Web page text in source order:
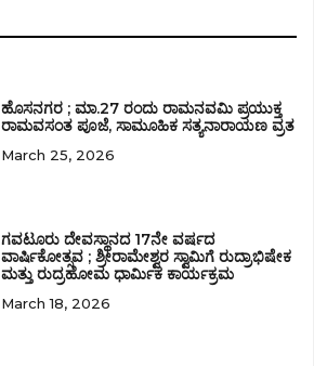
ಹೊಸನಗರ ; ಮಾ.27 ರಂದು ರಾಮನವಮಿ ಪ್ರಯುಕ್ತ
ರಾಮವಸಂತ ಪೂಜೆ, ಸಾಮೂಹಿಕ ಸತ್ಯನಾರಾಯಣ ವ್ರತ
March 25, 2026
ಗವಟೂರು ದೇವಸ್ಥಾನದ 17ನೇ ವರ್ಷದ
ವಾರ್ಷಿಕೋತ್ಸವ ; ಶ್ರೀರಾಮೇಶ್ವರ ಸ್ವಾಮಿಗೆ ರುದ್ರಾಭಿಷೇಕ
ಮತ್ತು ರುದ್ರಹೋಮ ಧಾರ್ಮಿಕ ಕಾರ್ಯಕ್ರಮ
March 18, 2026